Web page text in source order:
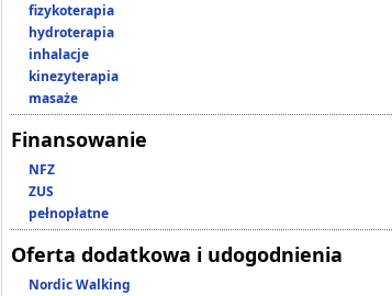
fizykoterapia
hydroterapia
inhalacje
kinezyterapia
masaże
Finansowanie
NFZ
ZUS
pełnopłatne
Oferta dodatkowa i udogodnienia
Nordic Walking